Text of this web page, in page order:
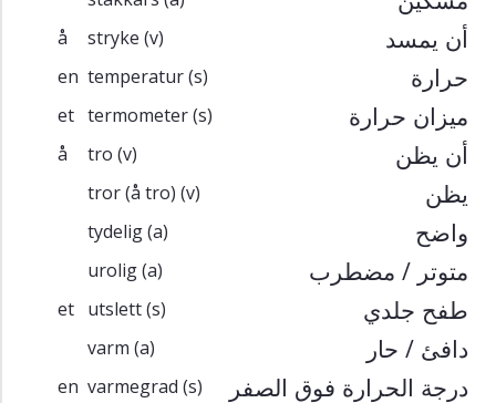
å stryke (v) أن يمسد
en temperatur(s) حرارة
et termometer(s) ميزان حرارة
å tro (v) أن يظن
tror (å tro) (v) يظن
tydelig(a) واضح
urolig(a) متوتر / مضطرب
et utslett(s) طفح جلدي
varm (a) دافئ / حار
en varmegrad (s) درجة الحرارة فوق الصفر